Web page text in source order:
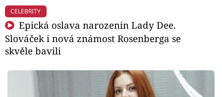
CELEBRITY
Epická oslava narozenin Lady Dee.
Slováček i nová známost Rosenberga se
skvěle bavili